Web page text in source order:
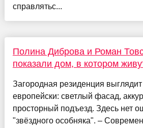
справлятьс...
Полина Диброва и Роман
показали дом, в котором
Загородная резиденция
европейски: светлый фасад,
просторный подъезд. Здесь нет
"звёздного особняка". –